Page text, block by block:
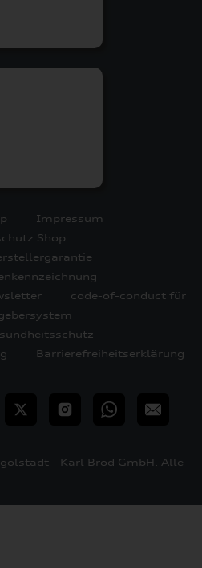
Impressum
Shop
code-of-conduct für
Barrierefreiheitserklärung
Twitter InstagramWhatsApp
E-
- Karl Brod GmbH. Alle